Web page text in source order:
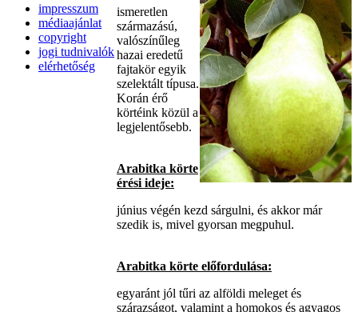
impresszum
médiaajánlat
copyright
jogi tudnivalók
elérhetőség
ismeretlen
származású,
valószínűleg
hazai eredetű
fajtakör egyik
szelektált típusa.
Korán érő
körtéink közül a
legjelentősebb.
Arabitka körte
érési ideje:
június végén kezd sárgulni, és akkor már
szedik is, mivel gyorsan megpuhul.
Arabitka körte előfordulása:
egyaránt jól tűri az alföldi meleget és
szárazságot, valamint a homokos és agyagos